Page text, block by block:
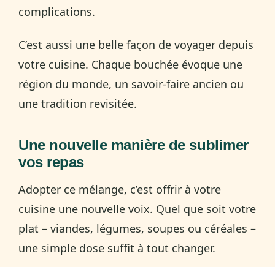
complications.
C’est aussi une belle façon de voyager depuis
votre cuisine. Chaque bouchée évoque une
région du monde, un savoir-faire ancien ou
une tradition revisitée.
Une nouvelle manière de sublimer
vos repas
Adopter ce mélange, c’est offrir à votre
cuisine une nouvelle voix. Quel que soit votre
plat – viandes, légumes, soupes ou céréales –
une simple dose suffit à tout changer.